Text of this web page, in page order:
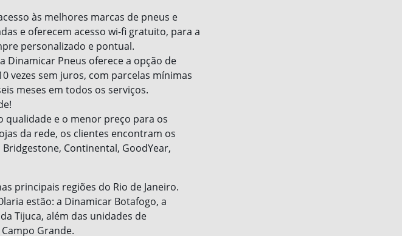
às melhores marcas de pneus e
e oferecem acesso wi-fi gratuito, para a
personalizado e pontual.
Dinamicar Pneus oferece a opção de
vezes sem juros, com parcelas mínimas
meses em todos os serviços.
qualidade e o menor preço para os
da rede, os clientes encontram os
Continental, GoodYear,
principais regiões do Rio de Janeiro.
estão: a Dinamicar Botafogo, a
Tijuca, além das unidades de
Grande.